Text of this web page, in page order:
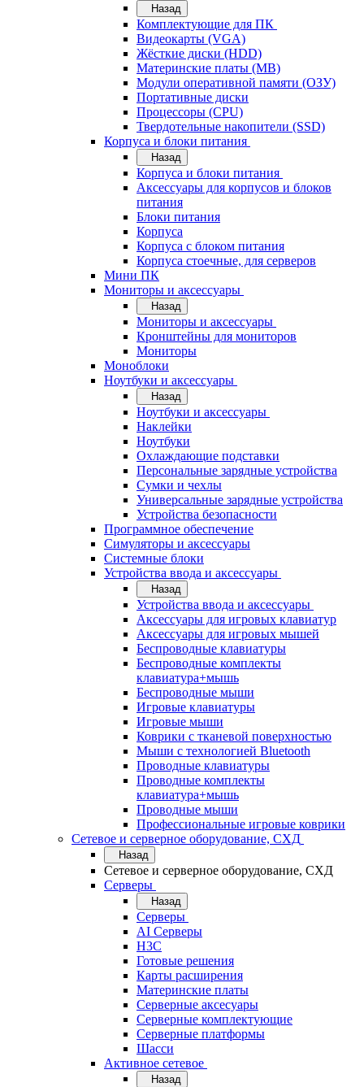
Назад
Комплектующие для ПК
Видеокарты (VGA)
Жёсткие диски (HDD)
Материнские платы (MB)
Модули оперативной памяти (ОЗУ)
Портативные диски
Процессоры (CPU)
Твердотельные накопители (SSD)
Корпуса и блоки питания
Назад
Корпуса и блоки питания
Аксессуары для корпусов и блоков
питания
Блоки питания
Корпуса
Корпуса с блоком питания
Корпуса стоечные, для серверов
Мини ПК
Мониторы и аксессуары
Назад
Мониторы и аксессуары
Кронштейны для мониторов
Мониторы
Моноблоки
Ноутбуки и аксессуары
Назад
Ноутбуки и аксессуары
Наклейки
Ноутбуки
Охлаждающие подставки
Персональные зарядные устройства
Сумки и чехлы
Универсальные зарядные устройства
Устройства безопасности
Программное обеспечение
Симуляторы и аксессуары
Системные блоки
Устройства ввода и аксессуары
Назад
Устройства ввода и аксессуары
Аксессуары для игровых клавиатур
Аксессуары для игровых мышей
Беспроводные клавиатуры
Беспроводные комплекты
клавиатура+мышь
Беспроводные мыши
Игровые клавиатуры
Игровые мыши
Коврики с тканевой поверхностью
Мыши с технологией Bluetooth
Проводные клавиатуры
Проводные комплекты
клавиатура+мышь
Проводные мыши
Профессиональные игровые коврики
Сетевое и серверное оборудование, СХД
Назад
Сетевое и серверное оборудование, СХД
Cерверы
Назад
Cерверы
AI Серверы
H3C
Готовые решения
Карты расширения
Материнские платы
Серверные аксесуары
Серверные комплектующие
Серверные платформы
Шасси
Активное сетевое
Назад